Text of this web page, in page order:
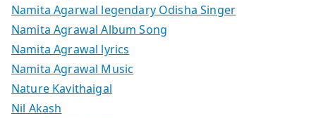
Namita Agarwal legendary Odisha Singer
Namita Agrawal Album Song
Namita Agrawal lyrics
Namita Agrawal Music
Nature Kavithaigal
Nil Akash